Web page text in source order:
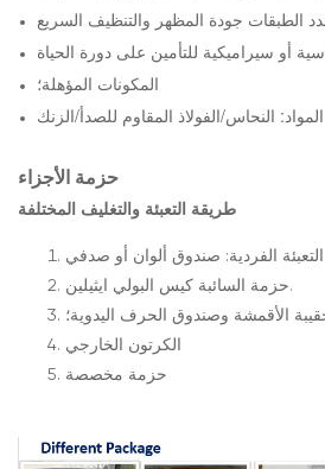
الطبقات جودة المظهر والتنظيف السريع
أو سيراميكية للتأمين على دورة الحياة
المكونات المؤهلة؛
المواد: النحاس/الفولاذ المقاوم للصدأ/الزنك
حزمة الأجزاء
طريقة التعبئة والتغليف المختلفة
التعبئة الفردية: صندوق ألوان أو صدفي
حزمة السائبة كيس البولي ايثيلين.
الأقمشة وصندوق الحرف اليدوية؛
الكرتون الخارجي
حزمة مخصصة